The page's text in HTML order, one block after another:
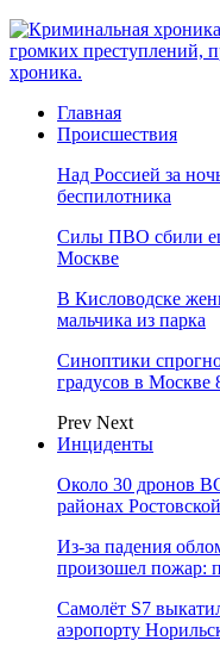
громких преступлений,
хроника.
Главная
Происшествия
Над Россией за
беспилотника
Силы ПВО сбили
Москве
В Кисловодске
мальчика из парка
Синоптики
градусов в Москве
Prev Next
Инциденты
Около 30 дронов
районах
Из-за падения
произошел пожар:
Самолёт S7
аэропорту